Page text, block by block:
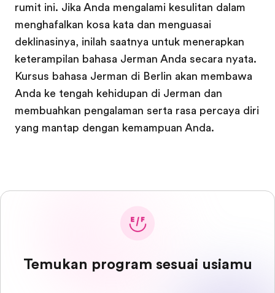
rumit ini. Jika Anda mengalami kesulitan dalam
menghafalkan kosa kata dan menguasai
deklinasinya, inilah saatnya untuk menerapkan
keterampilan bahasa Jerman Anda secara nyata.
Kursus bahasa Jerman di Berlin akan membawa
Anda ke tengah kehidupan di Jerman dan
membuahkan pengalaman serta rasa percaya diri
yang mantap dengan kemampuan Anda.
Temukan program sesuai usiamu